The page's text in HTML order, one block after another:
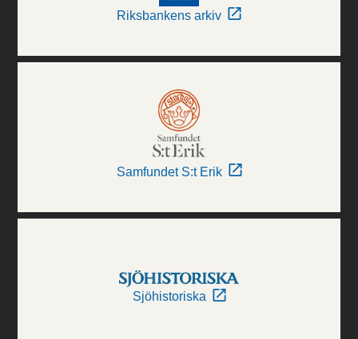
Riksbankens arkiv
Samfundet S:t Erik
Sjöhistoriska